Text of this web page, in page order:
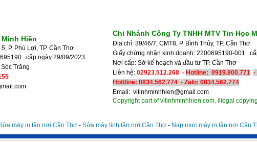
Minh Hiền
P. Phú Lợi, TP. Cần Thơ
cấp ngày 29/09/2023
Trăng
Chi Nhánh Công Ty TNHH MTV Tin Học
Địa chỉ: 39/46/7, CMT8, P. Bình Thủy, TP. Cần Thơ
Giấy chứng nhận kinh doanh: 2200695190-001
Nơi cấp: Sở kế hoạch và đầu tư
Liên hệ: 02923.512.268 - Hotline: 0919.800.771 -
Hottline: 0834.562.774 - Zalo: 0834.562.774
Email: vitinhminhhien@gmail.com
Copyright part of vitinhminhhien.com. illegal
máy in tận nơi Cần Thơ - Sửa máy tính tận nơi Cần Thơ - Nạp mực máy in tận nơi Cần